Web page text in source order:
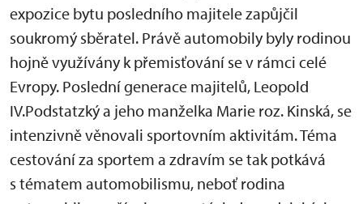
expozice bytu posledního majitele zapůjčil
soukromý sběratel. Právě automobily byly rodinou
hojně využívány k přemisťování se v rámci celé
Evropy. Poslední generace majitelů, Leopold
IV.Podstatzký a jeho manželka Marie roz. Kinská, se
intenzivně věnovali sportovním aktivitám. Téma
cestování za sportem a zdravím se tak potkává
s tématem automobilismu, neboť rodina